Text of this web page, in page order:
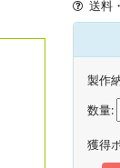
送料
製作
数量:
獲得